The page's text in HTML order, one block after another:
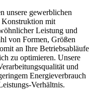
unsere gewerblichen
Konstruktion mit
Leistung und
von Formen, Größen
an Ihre Betriebsabläufe
zu optimieren. Unsere
und
Energieverbrauch
Verhältnis.